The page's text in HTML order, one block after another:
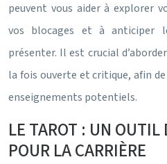
peuvent vous aider à explorer
vos blocages et à anticiper
présenter. Il est crucial
la fois ouverte et critique, afin
enseignements potentiels.
LE TAROT : UN OUTIL
POUR LA CARRIÈRE